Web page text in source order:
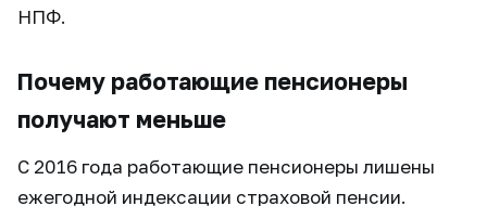
НПФ.
Почему работающие пенсионеры
получают меньше
С 2016 года работающие пенсионеры лишены
ежегодной индексации страховой пенсии.